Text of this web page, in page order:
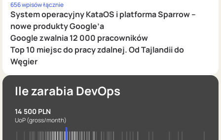
656 wpisów łącznie
System operacyjny KataOS i platforma Sparrow –
nowe produkty Google’a
Google zwalnia 12 000 pracowników
Top 10 miejsc do pracy zdalnej. Od Tajlandii do
Węgier
Ile zarabia DevOps
14 500 PLN
UoP(gross/month)